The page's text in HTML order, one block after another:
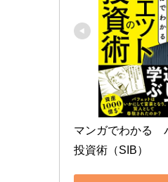
マンガでわかる　
投資術（SIB）